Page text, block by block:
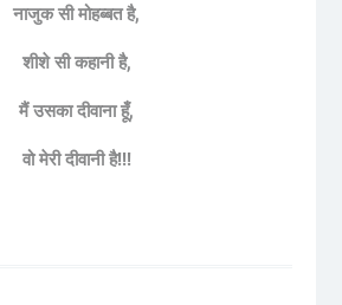
नाजुक सी मोहब्बत है,
शीशे सी कहानी है,
मैं उसका दीवाना हूँ,
वो मेरी दीवानी है!!!